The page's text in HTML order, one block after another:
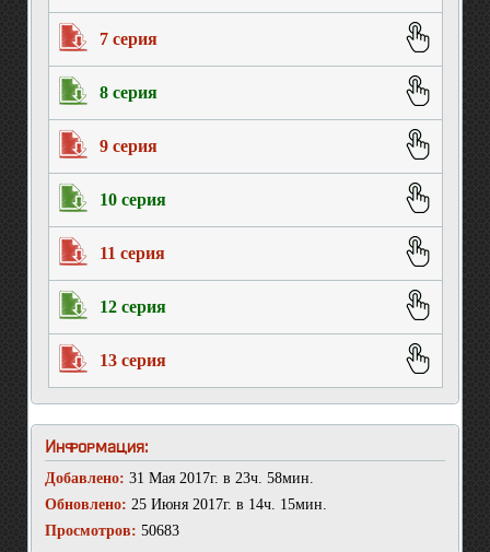
7 серия
8 серия
9 серия
10 серия
11 серия
12 серия
13 серия
Информация:
Добавлено: 31 Мая 2017г. в 23ч. 58мин.
Обновлено: 25 Июня 2017г. в 14ч. 15мин.
Просмотров: 50683